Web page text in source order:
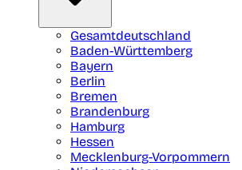
Gesamtdeutschland
Baden-Württemberg
Bayern
Berlin
Bremen
Brandenburg
Hamburg
Hessen
Mecklenburg-Vorpommern